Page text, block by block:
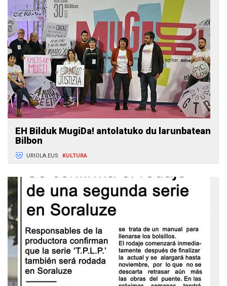
EH Bilduk MugiDa! antolatuko du larunbatean
Bilbon
URIOLA.EUS KULTURA